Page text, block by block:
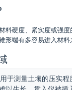
料硬度、紧实度或强
形端有多容易进入材料
用于测量土壤的压实